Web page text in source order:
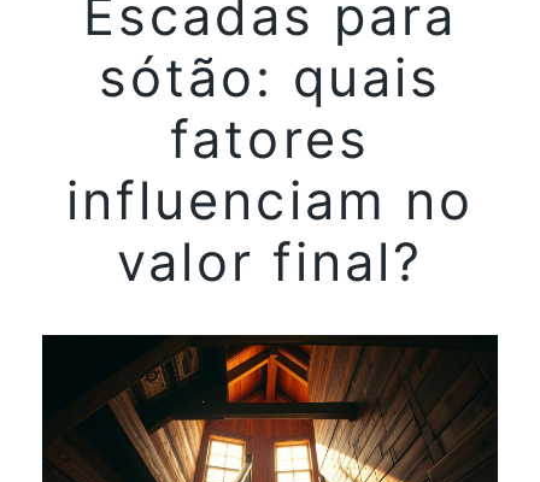
Escadas para
sótão: quais
fatores
influenciam no
valor final?